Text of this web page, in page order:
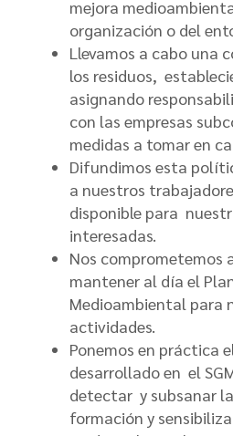
mejora
organización o del
Llevamos a cabo una
los residuos,
asignando
con las empresas
medidas a tomar en
Difundimos esta
a nuestros
disponible para
interesadas.
Nos comprometemos
mantener al día el
Medioambiental para
actividades.
Ponemos en práctica
desarrollado en el
detectar y subsanar
formación y